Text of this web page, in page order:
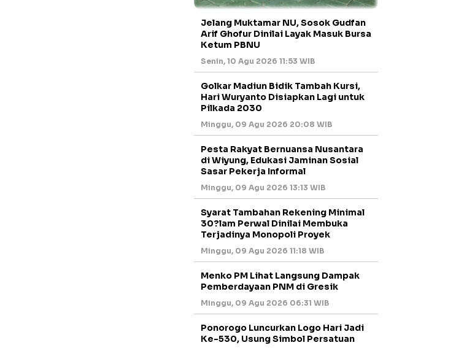
Jelang Muktamar NU, Sosok Gudfan
Arif Ghofur Dinilai Layak Masuk Bursa
Ketum PBNU
Senin, 10 Agu 2026 11:53 WIB
Golkar Madiun Bidik Tambah Kursi,
Hari Wuryanto Disiapkan Lagi untuk
Pilkada 2030
Minggu, 09 Agu 2026 20:08 WIB
Pesta Rakyat Bernuansa Nusantara
di Wiyung, Edukasi Jaminan Sosial
Sasar Pekerja Informal
Minggu, 09 Agu 2026 13:13 WIB
Syarat Tambahan Rekening Minimal
30?lam Perwal Dinilai Membuka
Terjadinya Monopoli Proyek
Minggu, 09 Agu 2026 11:18 WIB
Menko PM Lihat Langsung Dampak
Pemberdayaan PNM di Gresik
Minggu, 09 Agu 2026 06:31 WIB
Ponorogo Luncurkan Logo Hari Jadi
Ke-530, Usung Simbol Persatuan